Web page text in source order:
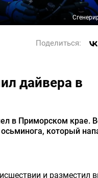
Поделиться:
дайвера в
в Приморском крае.
который
и разместил